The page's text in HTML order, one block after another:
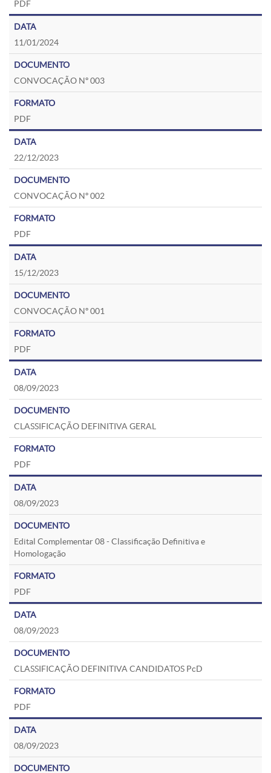
PDF
11/01/2024
CONVOCAÇÃO Nº 003
PDF
22/12/2023
CONVOCAÇÃO Nº 002
PDF
15/12/2023
CONVOCAÇÃO Nº 001
PDF
08/09/2023
CLASSIFICAÇÃO DEFINITIVA GERAL
PDF
08/09/2023
Edital Complementar 08 - Classificação Definitiva e
Homologação
PDF
08/09/2023
CLASSIFICAÇÃO DEFINITIVA CANDIDATOS PcD
PDF
08/09/2023